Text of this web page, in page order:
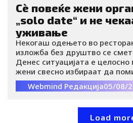
Сè повеќе жени
„solo date“ и не
уживање
Некогаш одењето во
изложба без друштво се
Денес ситуацијата е целосно
жени свесно избираат да
времето сами не затоа што
затоа што сакаат да уживаат
Webmind Редакција05/08/
Load